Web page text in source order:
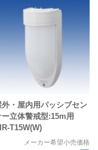
外・屋内用パッシブセン
ー立体警戒型:15m用
T15W(W)
メーカー希望小売価格